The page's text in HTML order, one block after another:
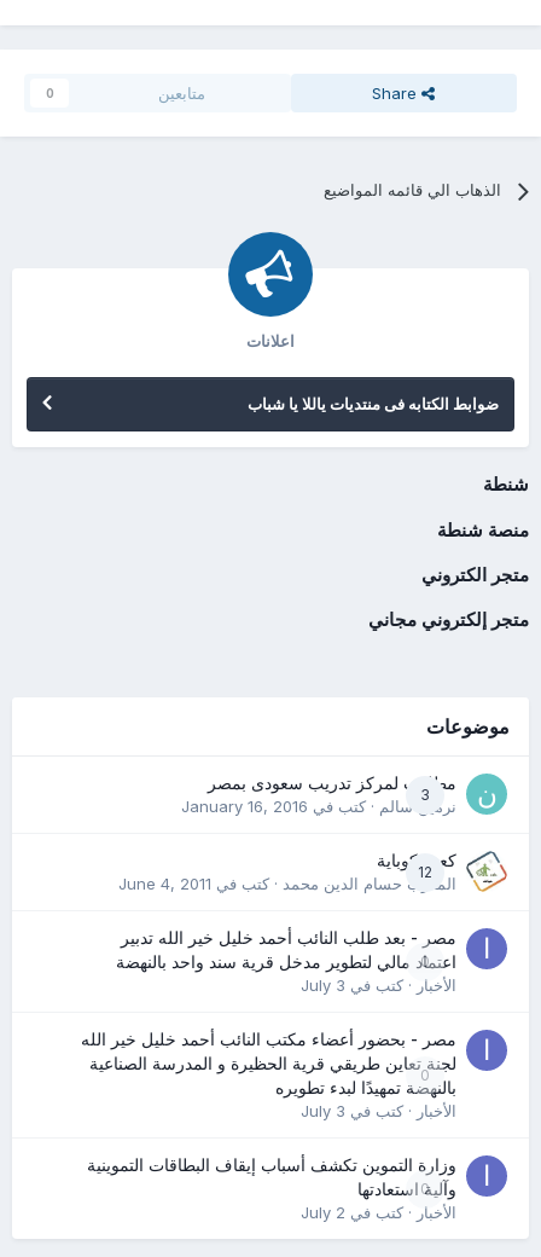
Share متابعين 0
الذهاب الي قائمه المواضيع
اعلانات
ضوابط الكتابه فى منتديات ياللا يا شباب
شنطة
منصة شنطة
متجر الكتروني
متجر إلكتروني مجاني
موضوعات
3
مطلوب لمركز تدريب سعودى بمصر
نرمين سالم· كتب في January 16, 2016
12
كعب كوباية
المدرب حسام الدين محمد· كتب في June 4, 2011
0
مصر - بعد طلب النائب أحمد خليل خير الله تدبير
اعتماد مالي لتطوير مدخل قرية سند واحد بالنهضة
الأخبار· كتب في July 3
0
مصر - بحضور أعضاء مكتب النائب أحمد خليل خير الله
لجنة تعاين طريقي قرية الحظيرة و المدرسة الصناعية
بالنهضة تمهيدًا لبدء تطويره
الأخبار· كتب في July 3
0
وزارة التموين تكشف أسباب إيقاف البطاقات التموينية
وآلية استعادتها
الأخبار· كتب في July 2